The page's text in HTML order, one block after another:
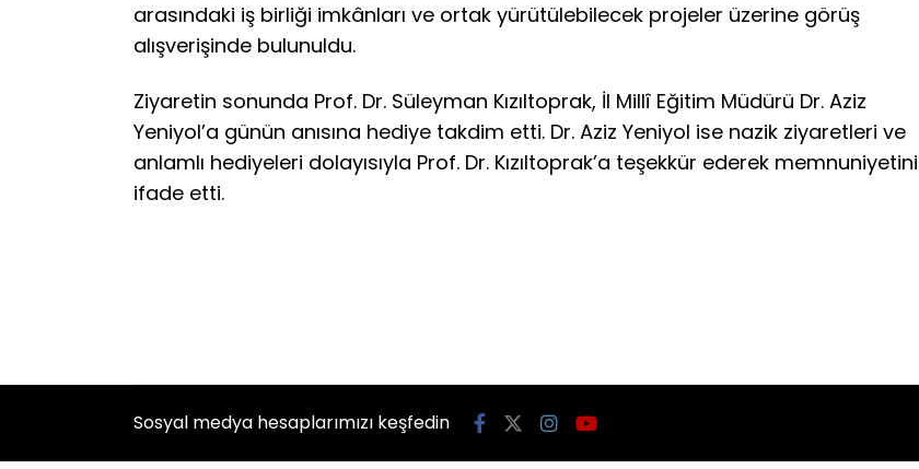
arasındaki iş birliği imkânları ve ortak yürütülebilecek projeler üzerine görüş
alışverişinde bulunuldu.
Ziyaretin sonunda Prof. Dr. Süleyman Kızıltoprak, İl Millî Eğitim Müdürü Dr. Aziz
Yeniyol’a günün anısına hediye takdim etti. Dr. Aziz Yeniyol ise nazik ziyaretleri ve
anlamlı hediyeleri dolayısıyla Prof. Dr. Kızıltoprak’a teşekkür ederek memnuniyetini
ifade etti.
Sosyal medya hesaplarımızı keşfedin